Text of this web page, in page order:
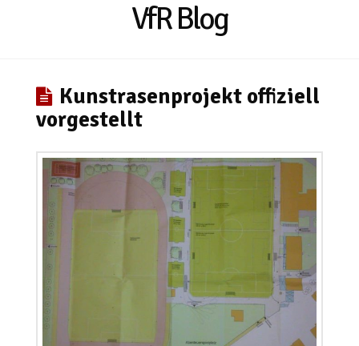
VfR Blog
Kunstrasenprojekt offiziell
vorgestellt